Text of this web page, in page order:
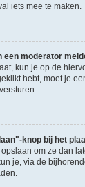
iets mee te maken.
een moderator
kun je op de
hebt, moet je
knop bij het
om ze dan
je, via de